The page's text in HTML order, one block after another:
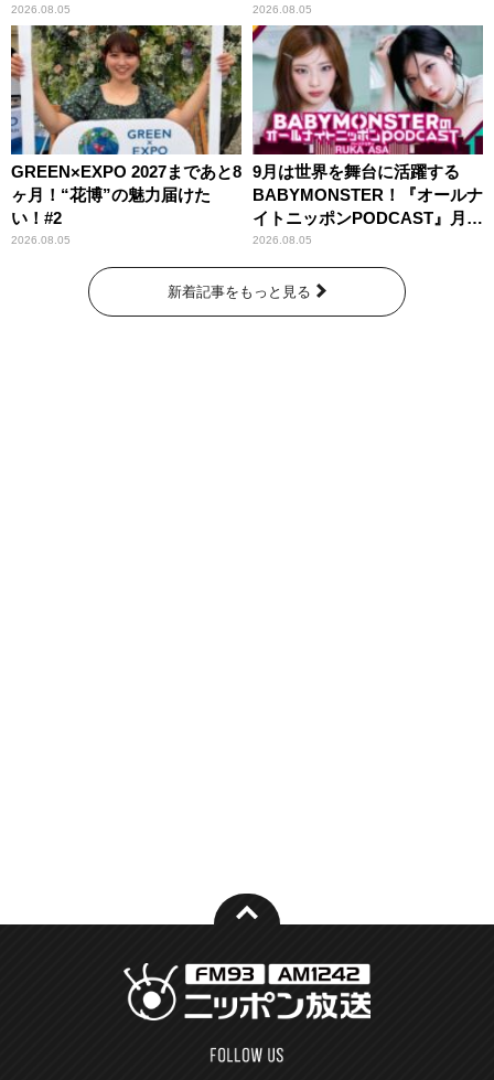
ッズ発売
2026.08.05
紹介
2026.08.05
GREEN×EXPO 2027まであと8
ヶ月！“花博”の魅力届けた
い！#2
2026.08.05
9月は世界を舞台に活躍する
BABYMONSTER！『オールナ
イトニッポンPODCAST』月替
わりパーソナリティ
2026.08.05
新着記事をもっと見る